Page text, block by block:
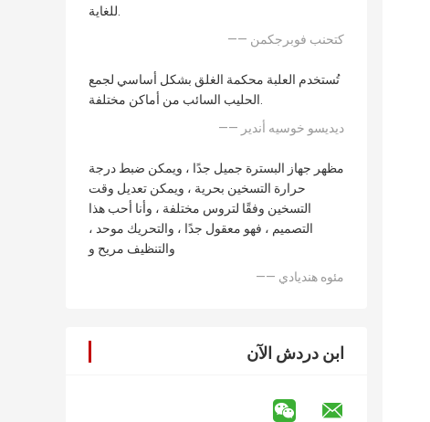
للغاية.
—— كتحنب فوبرجكمن
تُستخدم العلبة محكمة الغلق بشكل أساسي لجمع
الحليب السائب من أماكن مختلفة.
—— ديديسو خوسيه أندير
مظهر جهاز البسترة جميل جدًا ، ويمكن ضبط درجة
حرارة التسخين بحرية ، ويمكن تعديل وقت
التسخين وفقًا لتروس مختلفة ، وأنا أحب هذا
التصميم ، فهو معقول جدًا ، والتحريك موحد ،
والتنظيف مريح و
—— مئوه هنديادي
ابن دردش الآن